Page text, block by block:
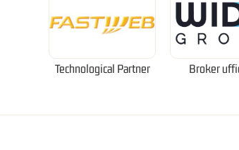
Technological Partner Broker